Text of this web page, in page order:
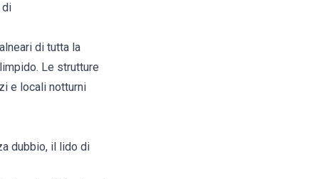
di
di tutta la
Le strutture
e locali notturni
dubbio, il lido di